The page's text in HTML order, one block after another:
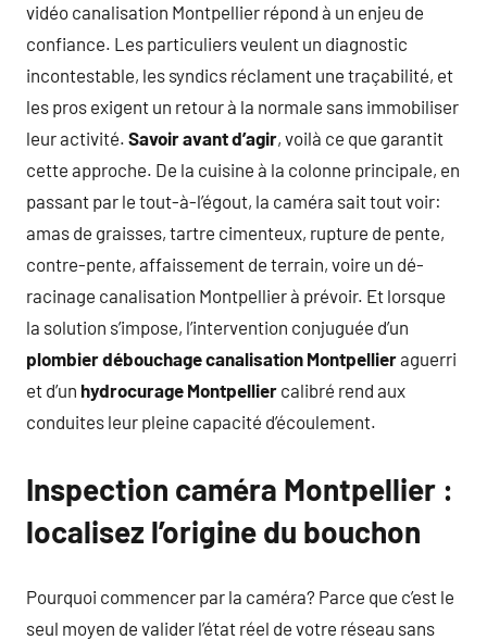
vidéo canalisation Montpellier répond à un enjeu de
confiance. Les particuliers veulent un diagnostic
incontestable, les syndics réclament une traçabilité, et
les pros exigent un retour à la normale sans immobiliser
leur activité. Savoir avant d’agir, voilà ce que garantit
cette approche. De la cuisine à la colonne principale, en
passant par le tout-à-l’égout, la caméra sait tout voir:
amas de graisses, tartre cimenteux, rupture de pente,
contre-pente, affaissement de terrain, voire un dé-
racinage canalisation Montpellier à prévoir. Et lorsque
la solution s’impose, l’intervention conjuguée d’un
plombier débouchage canalisation Montpellieraguerri
et d’un hydrocurage Montpellier calibré rend aux
conduites leur pleine capacité d’écoulement.
Inspection caméra Montpellier :
localisez l’origine du bouchon
Pourquoi commencer par la caméra? Parce que c’est le
seul moyen de valider l’état réel de votre réseau sans